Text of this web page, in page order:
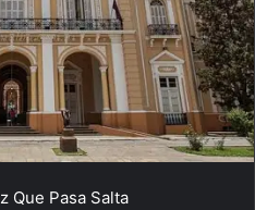
Que Pasa Salta